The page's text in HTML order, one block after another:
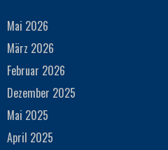
Mai 2026
März 2026
Februar 2026
Dezember 2025
Mai 2025
April 2025